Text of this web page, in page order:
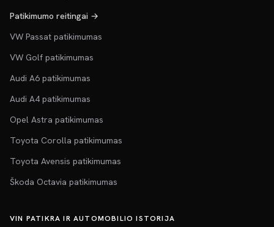
Patikimumo reitingai →
VW Passat patikimumas
VW Golf patikimumas
Audi A6 patikimumas
Audi A4 patikimumas
Opel Astra patikimumas
Toyota Corolla patikimumas
Toyota Avensis patikimumas
Škoda Octavia patikimumas
VIN PATIKRA IR AUTOMOBILIO ISTORIJA